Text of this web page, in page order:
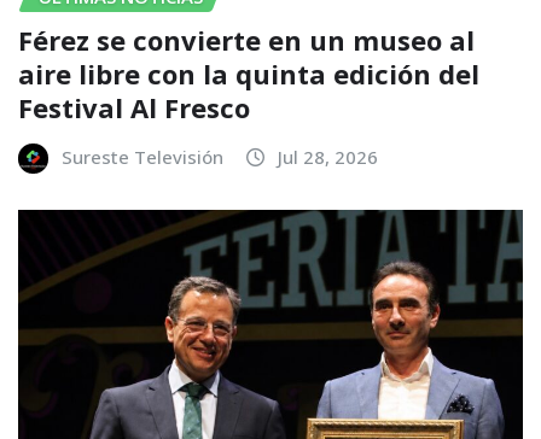
Férez se convierte en un museo al
aire libre con la quinta edición del
Festival Al Fresco
Sureste Televisión Jul 28, 2026